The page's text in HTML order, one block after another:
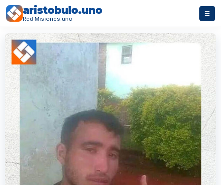
aristobulo.uno
Red Misiones.uno
☰